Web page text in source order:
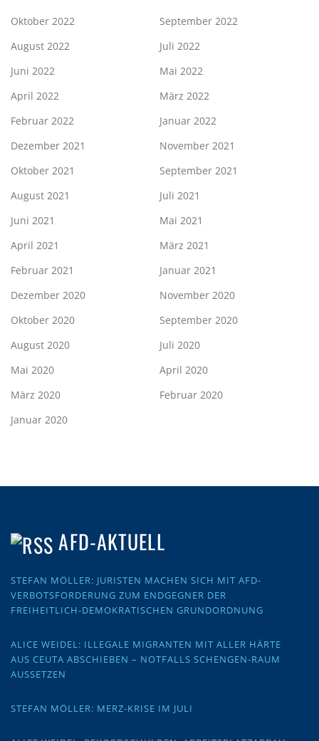
Oktober 2022
September 2022
August 2022
Juli 2022
Juni 2022
Mai 2022
April 2022
März 2022
Februar 2022
Januar 2022
Dezember 2021
November 2021
Oktober 2021
September 2021
August 2021
Juli 2021
Juni 2021
Mai 2021
April 2021
März 2021
Februar 2021
Januar 2021
Dezember 2020
November 2020
Oktober 2020
September 2020
August 2020
Juli 2020
Mai 2020
April 2020
März 2020
Februar 2020
Januar 2020
AFD-AKTUELL
STEFAN MÖLLER: JURISTEN MACHEN SICH MIT AFD-
VERBOTSFORDERUNG ZUM ENDGEGNER DER
FREIHEITLICH-DEMOKRATISCHEN GRUNDORDNUNG
ALICE WEIDEL: ILLEGALE MIGRANTEN MIT ALLER HÄRTE
AUS CEUTA ABSCHIEBEN – NOTFALLS SCHENGEN-RAUM
AUSSETZEN
STEFAN MÖLLER: MERZ-KRISE IM JULI